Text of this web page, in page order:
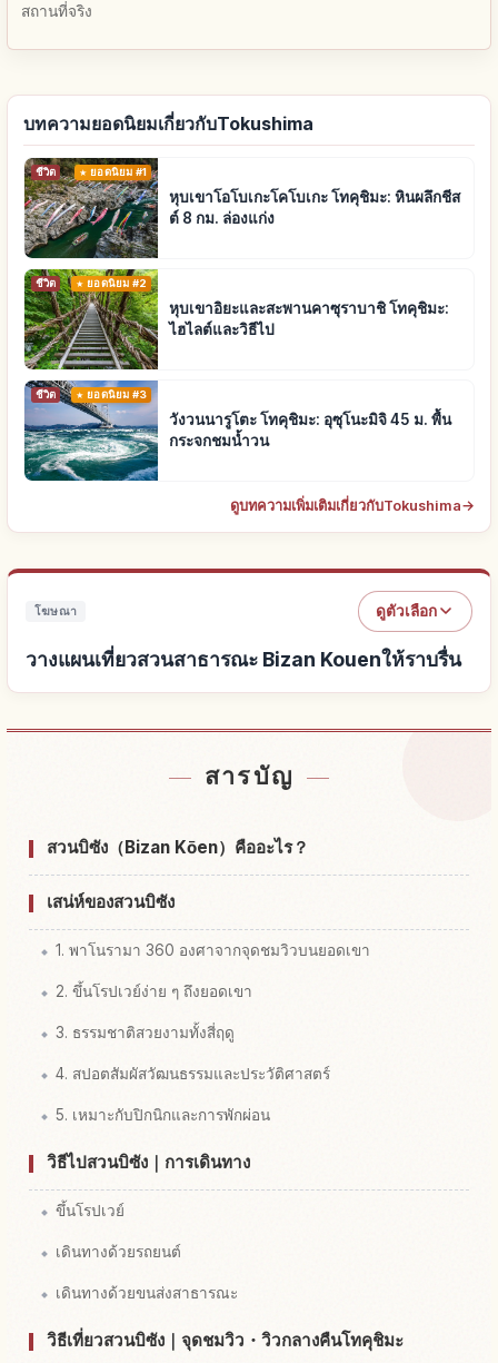
สถานที่จริง
บทความยอดนิยมเกี่ยวกับTokushima
ชีวิต ยอดนิยม #1
หุบเขาโอโบเกะโคโบเกะ โทคุชิมะ: หินผลึกชีส
ต์ 8 กม. ล่องแก่ง
ชีวิต ยอดนิยม #2
หุบเขาอิยะและสะพานคาซุราบาชิ โทคุชิมะ:
ไฮไลต์และวิธีไป
ชีวิต ยอดนิยม #3
วังวนนารูโตะ โทคุชิมะ: อุซุโนะมิจิ 45 ม. พื้น
กระจกชมน้ำวน
ดูบทความเพิ่มเติมเกี่ยวกับTokushima→
โฆษณา ดูตัวเลือก
วางแผนเที่ยวสวนสาธารณะ Bizan Kouenให้ราบรื่น
สารบัญ
สวนบิซัง（Bizan Kōen）คืออะไร？
เสน่ห์ของสวนบิซัง
1. พาโนรามา 360 องศาจากจุดชมวิวบนยอดเขา
2. ขึ้นโรปเวย์ง่าย ๆ ถึงยอดเขา
3. ธรรมชาติสวยงามทั้งสี่ฤดู
4. สปอตสัมผัสวัฒนธรรมและประวัติศาสตร์
5. เหมาะกับปิกนิกและการพักผ่อน
วิธีไปสวนบิซัง｜การเดินทาง
ขึ้นโรปเวย์
เดินทางด้วยรถยนต์
เดินทางด้วยขนส่งสาธารณะ
วิธีเที่ยวสวนบิซัง｜จุดชมวิว・วิวกลางคืนโทคุชิมะ